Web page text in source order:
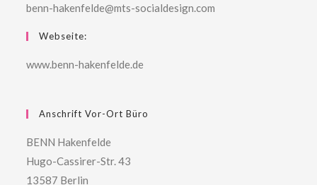
benn-hakenfelde@mts-socialdesign.com
Webseite:
www.benn-hakenfelde.de
Anschrift Vor-Ort Büro
BENN Hakenfelde
Hugo-Cassirer-Str. 43
13587 Berlin